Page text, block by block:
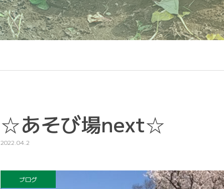
☆あそび場next☆
2022.04.2
ブログ